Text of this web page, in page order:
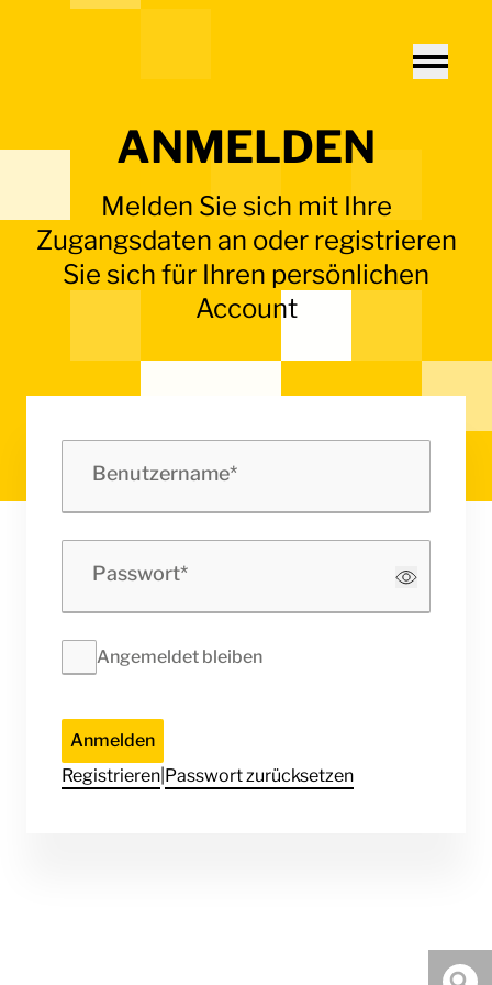
Toggle
ANMELDEN
Melden Sie sich mit Ihre
Zugangsdaten an oder registrieren
Sie sich für Ihren persönlichen
Account
Benutzername
Passwort
Angemeldet bleiben
Anmelden
Registrieren Passwort zurücksetzen